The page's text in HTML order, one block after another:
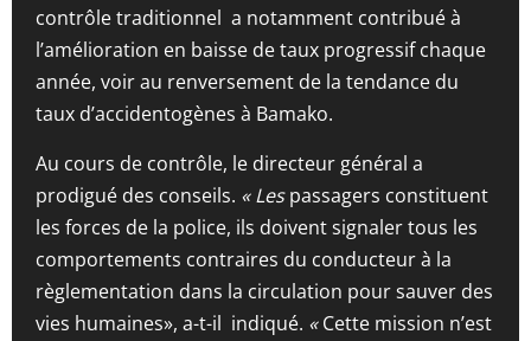
contrôle traditionnel a notamment contribué à
l’amélioration en baisse de taux progressif chaque
année, voir au renversement de la tendance du
taux d’accidentogènes à Bamako.
Au cours de contrôle, le directeur général a
prodigué des conseils. « Lespassagers constituent
les forces de la police, ils doivent signaler tous les
comportements contraires du conducteur à la
règlementation dans la circulation pour sauver des
vies humaines», a-t-il indiqué. «Cette mission n’est